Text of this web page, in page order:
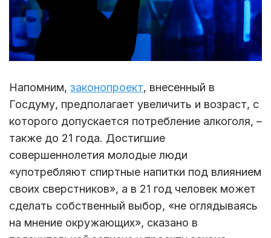
Напомним, законопроект, внесенный в
Госдуму, предполагает увеличить и возраст, с
которого допускается потребление алкоголя, –
также до 21 года. Достигшие
совершеннолетия молодые люди
«употребляют спиртные напитки под влиянием
своих сверстников», а в 21 год человек может
сделать собственный выбор, «не оглядываясь
на мнение окружающих», сказано в